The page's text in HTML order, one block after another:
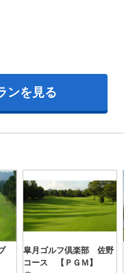
ンを見る
皐月ゴルフ倶楽部 佐野
コース 【ＰＧＭ】